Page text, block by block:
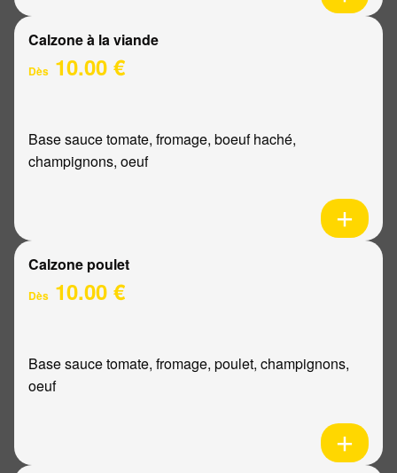
Calzone à la viande
Dès 10.00 €
Base sauce tomate, fromage, boeuf haché,
champignons, oeuf
Calzone poulet
Dès 10.00 €
Base sauce tomate, fromage, poulet, champignons,
oeuf